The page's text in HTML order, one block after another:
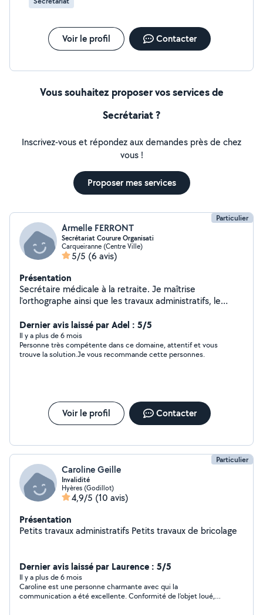
gestion locative de vos locataires - rédaction de
comptabilitéVoir le profil Contacter
Vous souhaitez proposer vos services de
Secrétariat ?
Inscrivez-vous et répondez aux demandes près de chez
vous !
Proposer mes services
Particulier
Armelle FERRONT
Secrétariat Courure Organisati
Carqueiranne (Centre Ville)
5/5 (6 avis)
Présentation
Secrétaire médicale à la retraite. Je maîtrise
l'orthographe ainsi que les travaux administratifs, le
démarches administratives. Je maîtrise également la
Dernier avis laissé par Adel : 5/5
Il y a plus de 6 mois
Personne très compétente dans ce domaine, attentif et vous
trouve la solution.Je vous recommande cette personnes.
Voir le profil Contacter
Particulier
Caroline Geille
Invalidité
Hyères (Godillot)
4,9/5 (10 avis)
Présentation
Petits travaux administratifs Petits travaux de bricolage
Dernier avis laissé par Laurence : 5/5
Il y a plus de 6 mois
Caroline est une personne charmante avec qui la
communication a été excellente. Conformité de l’objet loué,